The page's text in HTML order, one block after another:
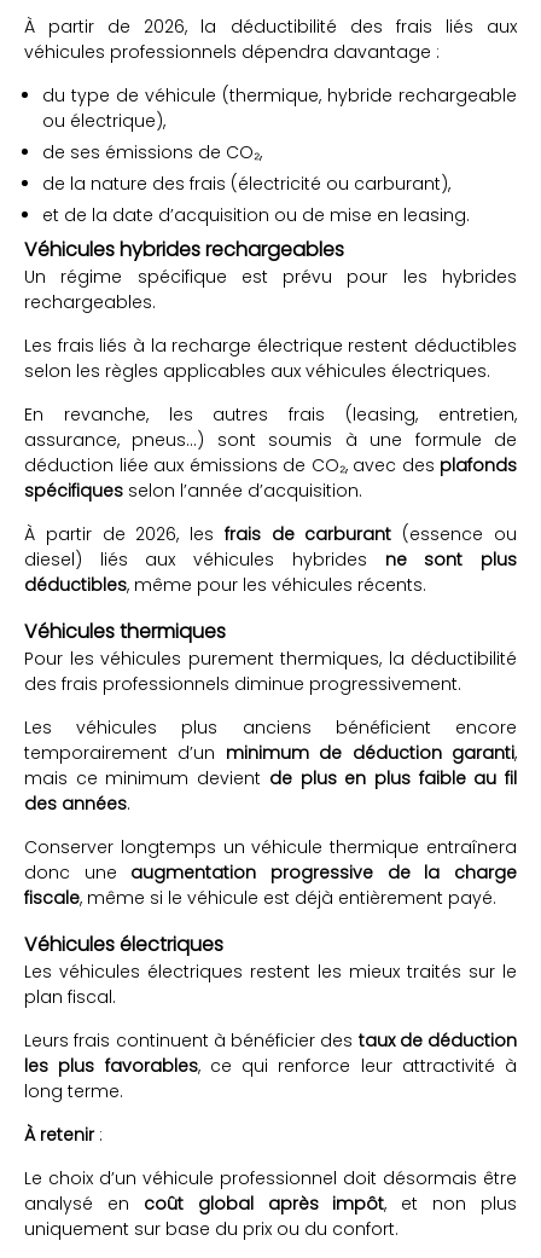
À partir de 2026, la déductibilité des frais liés aux
véhicules professionnels dépendra davantage :
du type de véhicule (thermique, hybride rechargeable
ou électrique),
de ses émissions de CO₂,
de la nature des frais (électricité ou carburant),
et de la date d’acquisition ou de mise en leasing.
Véhicules hybrides rechargeables
Un régime spécifique est prévu pour les hybrides
rechargeables.
Les frais liés à la recharge électrique restent déductibles
selon les règles applicables aux véhicules électriques.
En revanche, les autres frais (leasing, entretien,
assurance, pneus…) sont soumis à une formule de
déduction liée aux émissions de CO₂, avec des plafonds
spécifiques selon l’année d’acquisition.
À partir de 2026, les frais de carburant (essence ou
diesel) liés aux véhicules hybrides ne sont plus
déductibles, même pour les véhicules récents.
Véhicules thermiques
Pour les véhicules purement thermiques, la déductibilité
des frais professionnels diminue progressivement.
Les véhicules plus anciens bénéficient encore
temporairement d’un minimum de déduction garanti,
mais ce minimum devient de plus en plus faible au fil
des années.
Conserver longtemps un véhicule thermique entraînera
donc une augmentation progressive de la charge
fiscale, même si le véhicule est déjà entièrement payé.
Véhicules électriques
Les véhicules électriques restent les mieux traités sur le
plan fiscal.
Leurs frais continuent à bénéficier des taux de déduction
les plus favorables, ce qui renforce leur attractivité à
long terme.
À retenir:
Le choix d’un véhicule professionnel doit désormais être
analysé en coût global après impôt, et non plus
uniquement sur base du prix ou du confort.